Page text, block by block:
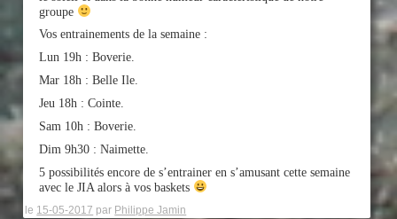
groupe
Vos entrainements de la semaine :
Lun 19h : Boverie.
Mar 18h : Belle Ile.
Jeu 18h : Cointe.
Sam 10h : Boverie.
Dim 9h30 : Naimette.
5 possibilités encore de s’entrainer en s’amusant cette semaine
avec le JIA alors à vos baskets
le 15-05-2017 par Philippe Jamin